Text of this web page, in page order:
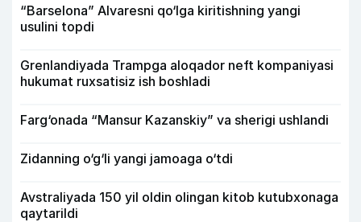
“Barselona” Alvaresni qo‘lga kiritishning yangi
usulini topdi
Grenlandiyada Trampga aloqador neft kompaniyasi
hukumat ruxsatisiz ish boshladi
Farg‘onada “Mansur Kazanskiy” va sherigi ushlandi
Zidanning o‘g‘li yangi jamoaga o‘tdi
Avstraliyada 150 yil oldin olingan kitob kutubxonaga
qaytarildi